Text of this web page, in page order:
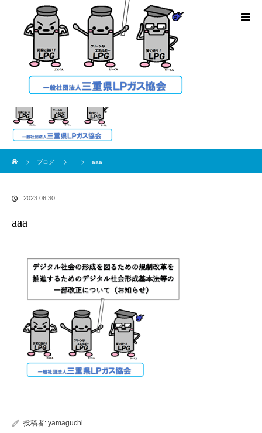
ブログ
ブログ
aaa
2023.06.30
aaa
投稿者: yamaguchi